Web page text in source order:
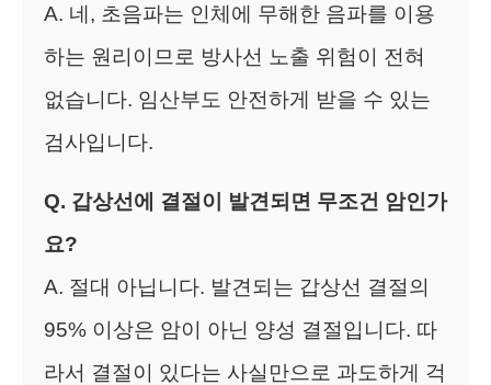
A. 네, 초음파는 인체에 무해한 음파를 이용
하는 원리이므로 방사선 노출 위험이 전혀
없습니다. 임산부도 안전하게 받을 수 있는
검사입니다.
Q. 갑상선에 결절이 발견되면 무조건 암인가
요?
A. 절대 아닙니다. 발견되는 갑상선 결절의
95% 이상은 암이 아닌 양성 결절입니다. 따
라서 결절이 있다는 사실만으로 과도하게 걱